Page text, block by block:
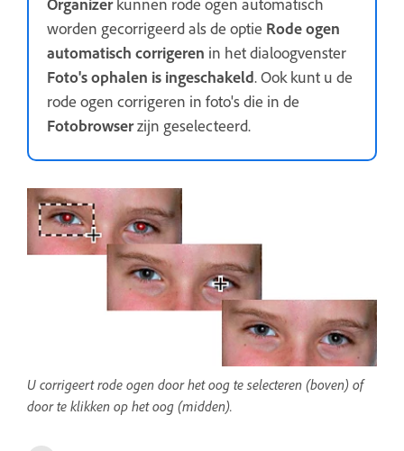
worden gecorrigeerd als de optie Rode ogen
automatisch corrigeren in het dialoogvenster
Foto's ophalen is ingeschakeld. Ook kunt u de
rode ogen corrigeren in foto's die in de
Fotobrowserzijn geselecteerd.
U corrigeert rode ogen door het oog te selecteren (boven) of
door te klikken op het oog (midden).